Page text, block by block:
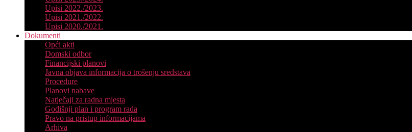
Upisi 2022./2023.
Upisi 2021./2022.
Upisi 2020./2021.
Dokumenti
Opći akti
Domski odbor
Financijski planovi
Javna objava informacija o trošenju sredstava
Procedure
Planovi nabave
Natječaji za radna mjesta
Godišnji plan i program rada
Pravo na pristup informacijama
Arhiva